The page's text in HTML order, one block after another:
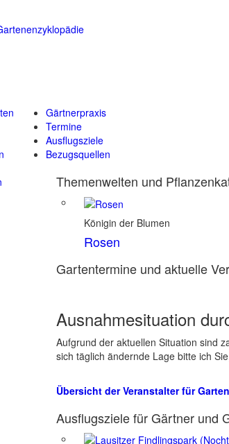
Themenwelten und
Königin der Blumen
Rosen
Gärtnerpraxis
Termine
Gartentermine und aktuelle
Ausnahmesituation
Aufgrund der aktuellen Situation sind
sich täglich ändernde Lage bitte ich
Übersicht der Veranstalter für
Ausflugsziele
Ausflugsziele für Gärtner und
Bezugsquellen